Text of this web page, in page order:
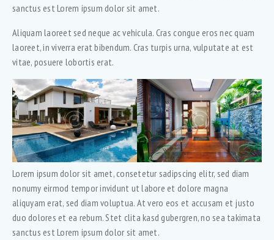
sanctus est Lorem ipsum dolor sit amet.
Aliquam laoreet sed neque ac vehicula. Cras congue eros nec quam
laoreet, in viverra erat bibendum. Cras turpis urna, vulputate at est
vitae, posuere lobortis erat.
Lorem ipsum dolor sit amet, consetetur sadipscing elitr, sed diam
nonumy eirmod tempor invidunt ut labore et dolore magna
aliquyam erat, sed diam voluptua. At vero eos et accusam et justo
duo dolores et ea rebum. Stet clita kasd gubergren, no sea takimata
sanctus est Lorem ipsum dolor sit amet.